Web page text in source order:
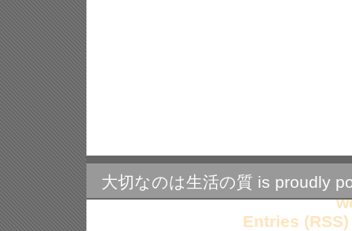
大切なのは生活の質 is proudly
Entries (RSS)